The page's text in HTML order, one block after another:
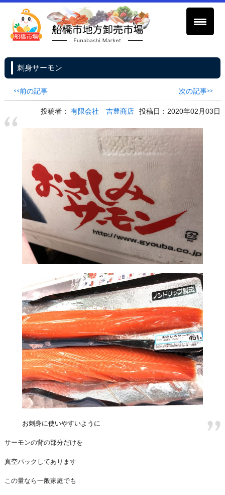
刺身サーモン
<<前の記事 次の記事>>
投稿者：有限会社 吉豊商店 投稿日：2020年02月03日
お刺身に使いやすいように
サーモンの背の部分だけを
真空パックしてあります
この量なら一般家庭でも